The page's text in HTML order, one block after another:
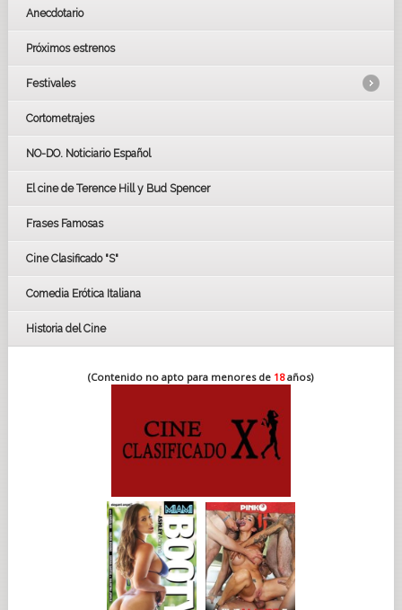
Anecdotario
Próximos estrenos
Festivales
LOS OSCARS
GOYAS
BAFTA
Cortometrajes
NO-DO. Noticiario Español
El cine de Terence Hill y Bud Spencer
Frases Famosas
Cine Clasificado "S"
Comedia Erótica Italiana
Historia del Cine
(Contenido no apto para menores de 18años)